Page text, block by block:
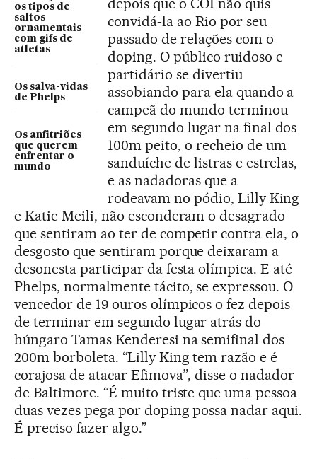
os tipos de
saltos
ornamentais
com gifs de
atletas
Os salva-vidas
de Phelps
Os anfitriões
que querem
enfrentar o
mundo
depois que o COI não quis
convidá-la ao Rio por seu
passado de relações com o
doping. O público ruidoso e
partidário se divertiu
assobiando para ela quando a
campeã do mundo terminou
em segundo lugar na final dos
100m peito, o recheio de um
sanduíche de listras e estrelas,
e as nadadoras que a
rodeavam no pódio, Lilly King
e Katie Meili, não esconderam o desagrado
que sentiram ao ter de competir contra ela, o
desgosto que sentiram porque deixaram a
desonesta participar da festa olímpica. E até
Phelps, normalmente tácito, se expressou. O
vencedor de 19 ouros olímpicos o fez depois
de terminar em segundo lugar atrás do
húngaro Tamas Kenderesi na semifinal dos
200m borboleta. “Lilly King tem razão e é
corajosa de atacar Efimova”, disse o nadador
de Baltimore. “É muito triste que uma pessoa
duas vezes pega por doping possa nadar aqui.
É preciso fazer algo.”